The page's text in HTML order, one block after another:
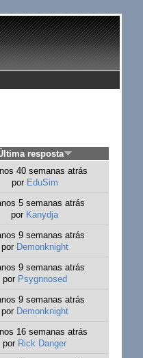
resposta
40 semanas atrás
por EduSim
5 semanas atrás
por Kanydja
9 semanas atrás
por Demonknight
9 semanas atrás
por Psygnnosed
9 semanas atrás
por Demonknight
16 semanas atrás
por Rick Danger